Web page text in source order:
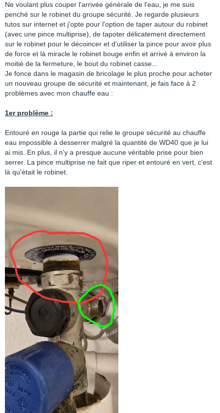
Ne voulant plus couper l'arrivée générale de l'eau, je me suis
penché sur le robinet du groupe sécurité. Je regarde plusieurs
tutos sur internet et j'opte pour l'option de taper autour du robinet
(avec une pince multiprise), de tapoter délicatement directement
sur le robinet pour le décoincer et d'utiliser la pince pour avoir plus
de force et là miracle le robinet bouge enfin et arrivé à environ la
moitié de la fermeture, le bout du robinet casse...
Je fonce dans le magasin de bricolage le plus proche pour acheter
un nouveau groupe de sécurité et maintenant, je fais face à 2
problèmes avec mon chauffe eau :
1er problème :
Entouré en rouge la partie qui relie le groupe sécurité au chauffe
eau impossible à desserrer malgré la quantité de WD40 que je lui
ai mis. En plus, il n'y a presque aucune véritable prise pour bien
serrer. La pince multiprise ne fait que riper et entouré en vert, c'est
là qu'était le robinet.